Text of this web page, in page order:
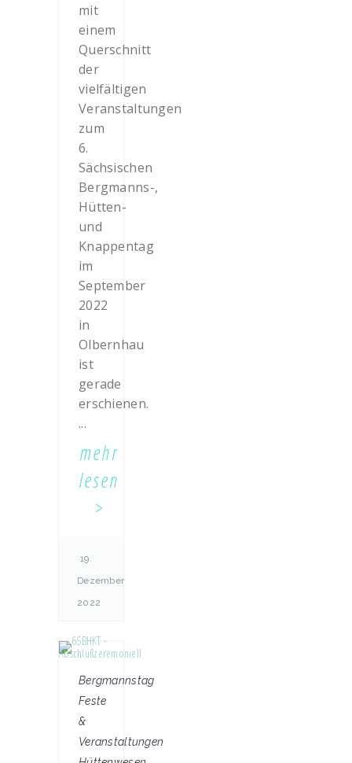
mit
einem
Querschnitt
der
vielfältigen
Veranstaltungen
zum
6.
Sächsischen
Bergmanns-,
Hütten-
und
Knappentag
im
September
2022
in
Olbernhau
ist
gerade
erschienen.
...
mehr
lesen
19.
Dezember
2022
Bergmannstag
Feste
&
Veranstaltungen